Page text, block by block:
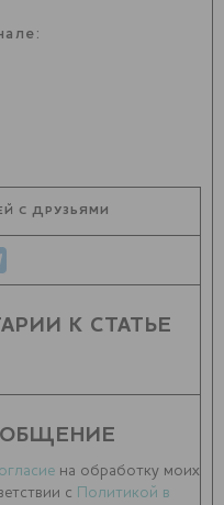
С ДРУЗЬЯМИ
К СТАТЬЕ
на обработку моих
с Политикой в